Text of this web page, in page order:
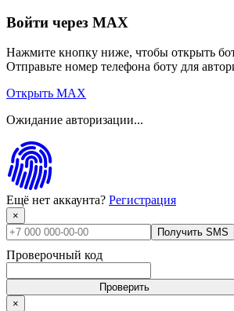
Войти через MAX
Нажмите кнопку ниже, чтобы открыть
Отправьте номер телефона боту для
Открыть MAX
Ожидание авторизации...
Ещё нет аккаунта? Регистрация
×
Получить SMS
Проверочный код
Проверить
×